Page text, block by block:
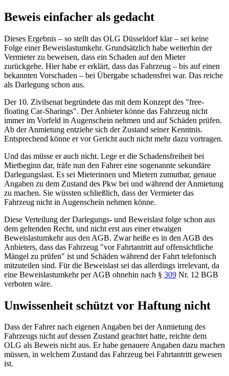
Beweis einfacher als gedacht
Dieses Ergebnis – so stellt das OLG Düsseldorfklar – sei keine
Folge einer Beweislastumkehr. Grundsätzlich habe weiterhin der
Vermieter zu beweisen, dass ein Schaden auf den Mieter
zurückgehe. Hier habe er erklärt, dass das Fahrzeug – bis auf einen
bekannten Vorschaden – bei Übergabe schadensfrei war. Das reiche
als Darlegung schon aus.
Der 10. Zivilsenat begründete das mit dem Konzept des "free-
floating Car-Sharings". Der Anbieter könne das Fahrzeug nicht
immer im Vorfeld in Augenschein nehmen und auf Schäden prüfen.
Ab der Anmietung entziehe sich der Zustand seiner Kenntnis.
Entsprechend könne er vor Gericht auch nicht mehr dazu vortragen.
Und das müsse er auch nicht. Lege er die Schadensfreiheit bei
Mietbeginn dar, träfe nun den Fahrer eine sogenannte sekundäre
Darlegungslast. Es sei Mieterinnen und Mietern zumutbar, genaue
Angaben zu dem Zustand des Pkw bei und während der Anmietung
zu machen. Sie wüssten schließlich, dass der Vermieter das
Fahrzeug nicht in Augenschein nehmen könne.
Diese Verteilung der Darlegungs- und Beweislast folge schon aus
dem geltenden Recht, und nicht erst aus einer etwaigen
Beweislastumkehr aus den AGB. Zwar heiße es in den AGB des
Anbieters, dass das Fahrzeug "vor Fahrtantritt auf offensichtliche
Mängel zu prüfen" ist und Schäden während der Fahrt telefonisch
mitzuteilen sind. Für die Beweislast sei das allerdings irrelevant, da
eine Beweislastumkehr per AGB ohnehin nach § 309 Nr. 12 BGB
verboten wäre.
Unwissenheit schützt vor Haftung nicht
Dass der Fahrer nach eigenen Angaben bei der Anmietung des
Fahrzeugs nicht auf dessen Zustand geachtet hatte, reichte dem
OLG als Beweis nicht aus. Er habe genauere Angaben dazu machen
müssen, in welchem Zustand das Fahrzeug bei Fahrtantritt gewesen
ist.